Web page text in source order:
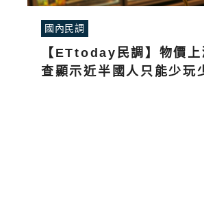
國內民調
【ETtoday民調】物價上
查顯示近半國人只能少玩